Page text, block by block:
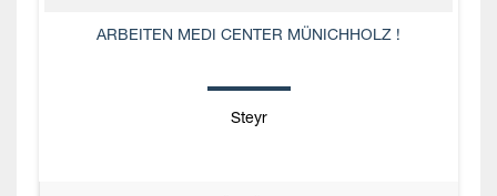
ARBEITEN MEDI CENTER MÜNICHHOLZ !
Steyr